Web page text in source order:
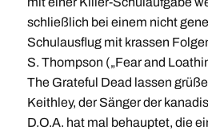
schließlich bei einem nicht
Schulausflug mit krassen
S. Thompson („Fear and
The Grateful Dead lassen
Keithley, der Sänger der
D.O.A. hat mal behauptet, die